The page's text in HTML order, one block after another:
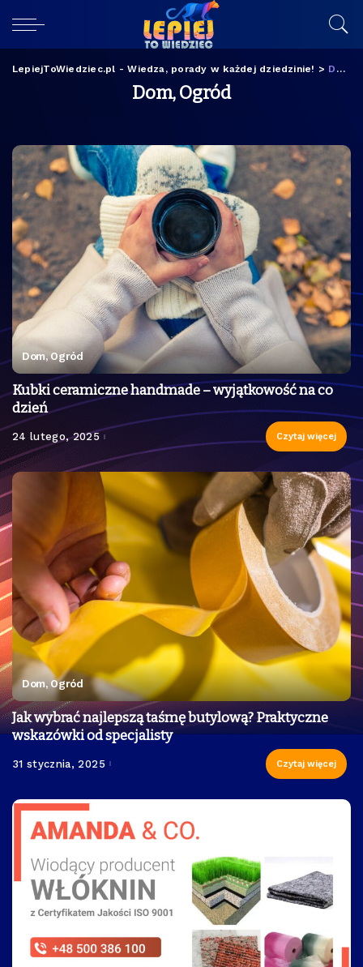
LepiejToWiedziec.pl - Wiedza, porady w każdej dziedzinie! > Dom, Ogród
Dom, Ogród
Dom, Ogród
Kubki ceramiczne handmade – wyjątkowość na co
dzień
24 lutego, 2025 Czytaj więcej
Dom, Ogród
Jak wybrać najlepszą taśmę butylową? Praktyczne
wskazówki od specjalisty
31 stycznia, 2025 Czytaj więcej